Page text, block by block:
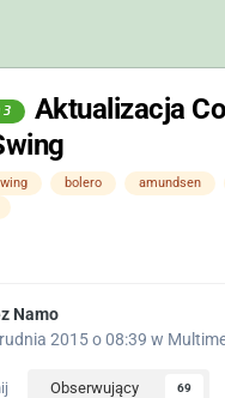
3
Aktualizacja
bolero amundsen
Namo
2015 o 08:39 w
Obserwujący 69